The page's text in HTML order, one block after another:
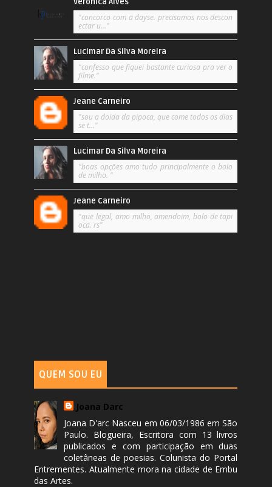
"concorco com a dayse. precisamos nos descon
ectar u..."
Lucimar Da Silva Moreira
"confesso que fiquei bastante curiosa pra ver o
filme."
Jeane Carneiro
"sou a doida da pipoca, que come todos os dias
se t..."
Lucimar Da Silva Moreira
"boas opções amo tudo principalmente o bolo
de milho. "
Jeane Carneiro
"que legal, amo milho, amendoim, bolo de tapi
oca. rs"
QUEM SOU EU
Joana Darc
Joana D'arc Nasceu em 06/03/1986 em São
Paulo. Blogueira, Escritora com 13 livros
publicados e com participação em duas
coletâneas de poesias. Colunista do Portal
Entrementes. Atualmente mora na cidade de Embu
das Artes.